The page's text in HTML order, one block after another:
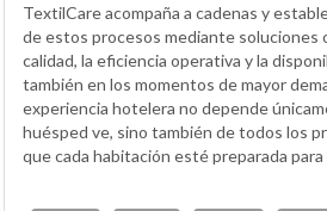
TextilCare acompaña a cadenas y
de estos procesos mediante soluciones
calidad, la eficiencia operativa y la
también en los momentos de mayor
experiencia hotelera no depende
huésped ve, sino también de todos los
que cada habitación esté preparada